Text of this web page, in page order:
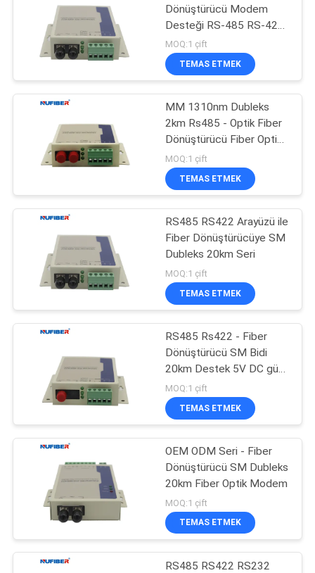
TEKLIF
HARITASI
POLITIKASI
10G SFP + Alıcı-
Verici
10G XFP Alıcı-Verici
12
1.25G SFP Alıcı-
Verici
Bakır Modülü
Dönüştürücü Modem
Desteği RS-485 RS-422
Arayüzü
MOQ:1 çift
TEMAS ETMEK
MM 1310nm Dubleks
2km Rs485 - Optik Fiber
Dönüştürücü Fiber Optik
Modem
MOQ:1 çift
TEMAS ETMEK
RS485 RS422 Arayüzü ile
Fiber Dönüştürücüye SM
Dubleks 20km Seri
MOQ:1 çift
TEMAS ETMEK
RS485 Rs422 - Fiber
Dönüştürücü SM Bidi
20km Destek 5V DC güç
girişi
MOQ:1 çift
TEMAS ETMEK
OEM ODM Seri - Fiber
Dönüştürücü SM Dubleks
20km Fiber Optik Modem
MOQ:1 çift
TEMAS ETMEK
RS485 RS422 RS232